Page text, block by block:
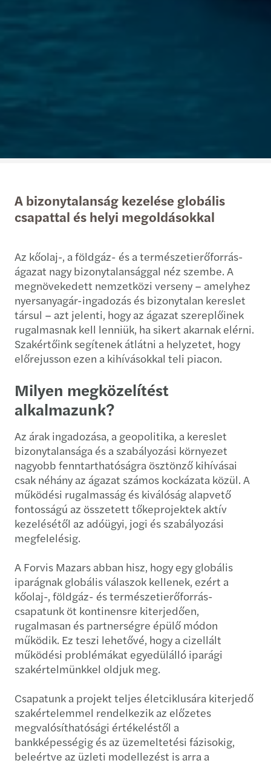
A bizonytalanság kezelése globális
csapattal és helyi megoldásokkal
Az kőolaj-, a földgáz- és a természetierőforrás-
ágazat nagy bizonytalansággal néz szembe. A
megnövekedett nemzetközi verseny – amelyhez
nyersanyagár-ingadozás és bizonytalan kereslet
társul – azt jelenti, hogy az ágazat szereplőinek
rugalmasnak kell lenniük, ha sikert akarnak elérni.
Szakértőink segítenek átlátni a helyzetet, hogy
előrejusson ezen a kihívásokkal teli piacon.
Milyen megközelítést
alkalmazunk?
Az árak ingadozása, a geopolitika, a kereslet
bizonytalansága és a szabályozási környezet
nagyobb fenntarthatóságra ösztönző kihívásai
csak néhány az ágazat számos kockázata közül. A
működési rugalmasság és kiválóság alapvető
fontosságú az összetett tőkeprojektek aktív
kezelésétől az adóügyi, jogi és szabályozási
megfelelésig.
A Forvis Mazars abban hisz, hogy egy globális
iparágnak globális válaszok kellenek, ezért a
kőolaj-, földgáz- és természetierőforrás-
csapatunk öt kontinensre kiterjedően,
rugalmasan és partnerségre épülő módon
működik. Ez teszi lehetővé, hogy a cizellált
működési problémákat egyedülálló iparági
szakértelmünkkel oldjuk meg.
Csapatunk a projekt teljes életciklusára kiterjedő
szakértelemmel rendelkezik az előzetes
megvalósíthatósági értékeléstől a
bankképességig és az üzemeltetési fázisokig,
beleértve az üzleti modellezést is arra a